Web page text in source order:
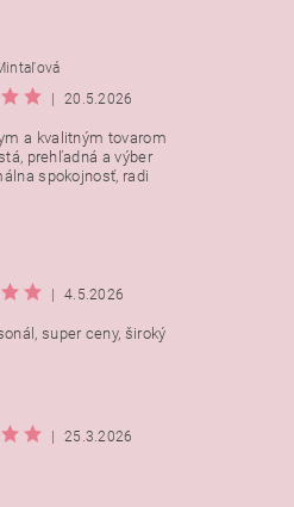
súhlasíte s
osobných
20.5.2026
a kvalitným tovarom
prehľadná a výber
spokojnosť, radi
4.5.2026
super ceny, široký
25.3.2026